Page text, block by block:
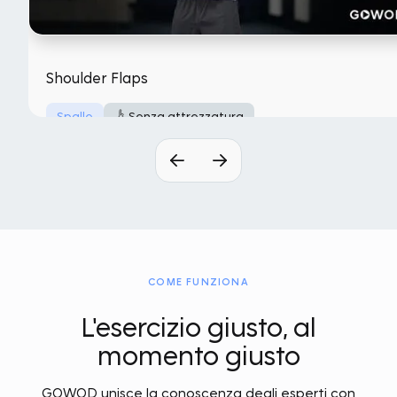
Shoulder Flaps
Spalle Senza attrezzatura
COME FUNZIONA
L'esercizio giusto, al
momento giusto
GOWOD unisce la conoscenza degli esperti con